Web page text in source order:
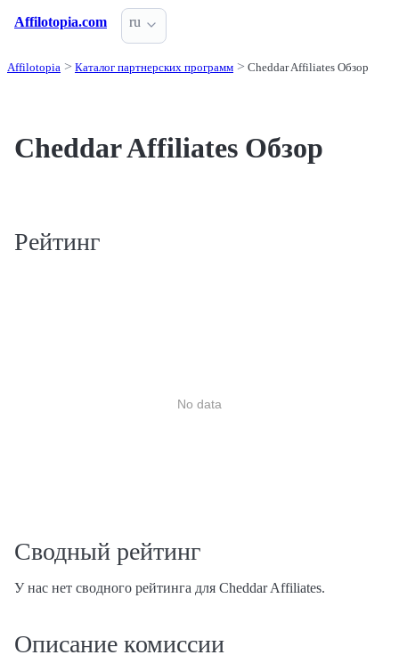
Affilotopia.com ru
Affilotopia Каталог партнерских программ Cheddar Affiliates Обзор
Cheddar Affiliates Обзор
Рейтинг
No data
Сводный рейтинг
У нас нет сводного рейтинга для Cheddar Affiliates.
Описание комиссии